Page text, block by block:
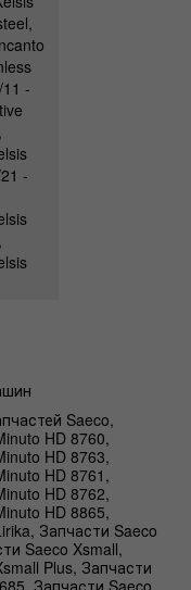
-
-
Saeco,
HD 8760,
HD 8763,
HD 8761,
HD 8762,
HD 8865,
Запчасти Saeco
Saeco Xsmall,
Plus, Запчасти
Запчасти Saeco